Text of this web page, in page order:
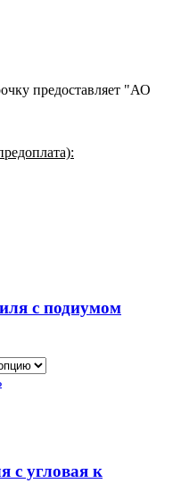
предоставляет "АО
с подиумом
с угловая к